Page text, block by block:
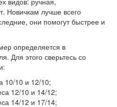
Новичкам лучше всего
они помогут быстрее и
определяется в
Для этого сверьтесь со
10/10 и 12/10;
12/10 и 14/12;
14/12 и 17/14;